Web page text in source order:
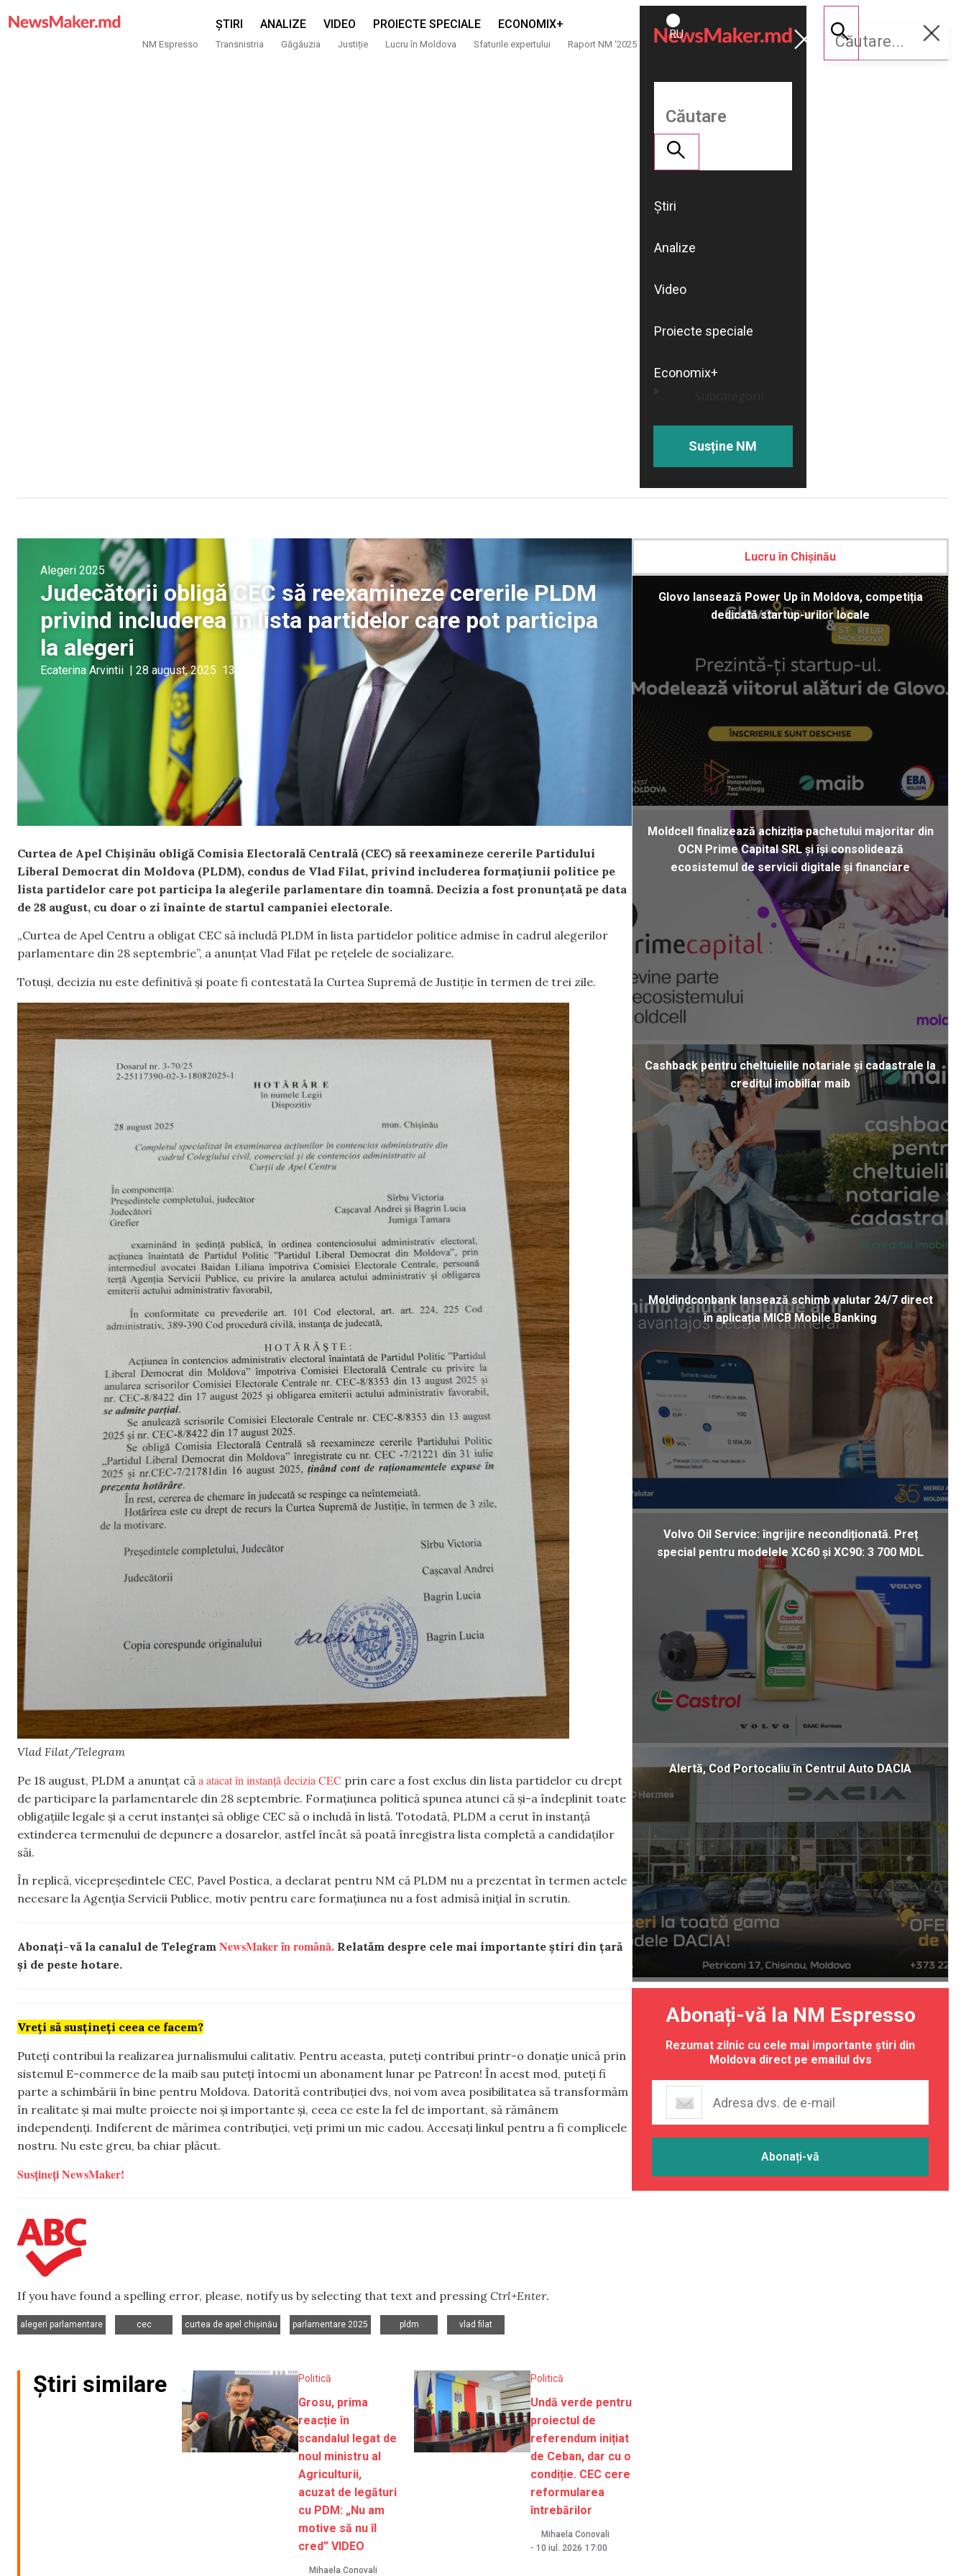
ȘTIRI ANALIZE VIDEO PROIECTE SPECIALE ECONOMIX+
NM Espresso Transnistria Găgăuzia Justiție Lucru în Moldova Sfaturile expertului Raport NM ‘2025
ROMÂNĂ
RU
Susține
NM
Știri
Analize
Video
Proiecte speciale
Economix+
Susține NM
Alegeri 2025
Judecătorii obligă CEC să reexamineze cererile PLDM
privind includerea în lista partidelor care pot participa
la alegeri
Ecaterina Arvintii | 28 august, 2025 13:51
Curtea de Apel Chișinău obligă Comisia Electorală Centrală (CEC) să reexamineze cererile Partidului
Liberal Democrat din Moldova (PLDM), condus de Vlad Filat, privind includerea formațiunii politice pe
lista partidelor care pot participa la alegerile parlamentare din toamnă. Decizia a fost pronunțată pe data
de 28 august, cu doar o zi înainte de startul campaniei electorale.
„Curtea de Apel Centru a obligat CEC să includă PLDM în lista partidelor politice admise în cadrul alegerilor
parlamentare din 28 septembrie”, a anunțat Vlad Filat pe rețelele de socializare.
Totuși, decizia nu este definitivă și poate fi contestată la Curtea Supremă de Justiție în termen de trei zile.
Vlad Filat/Telegram
Pe 18 august, PLDM a anunțat că a atacat în instanță decizia CEC prin care a fost exclus din lista partidelor cu drept
de participare la parlamentarele din 28 septembrie. Formațiunea politică spunea atunci că și-a îndeplinit toate
obligațiile legale și a cerut instanței să oblige CEC să o includă în listă. Totodată, PLDM a cerut în instanță
extinderea termenului de depunere a dosarelor, astfel încât să poată înregistra lista completă a candidaților
săi.
În replică, vicepreședintele CEC, Pavel Postica, a declarat pentru NM că PLDM nu a prezentat în termen actele
necesare la Agenția Servicii Publice, motiv pentru care formațiunea nu a fost admisă inițial în scrutin.
Abonați-vă la canalul de Telegram NewsMaker în română. Relatăm despre cele mai importante știri din țară
și de peste hotare.
Vreți să susțineți ceea ce facem?
Puteți contribui la realizarea jurnalismului calitativ. Pentru aceasta, puteți contribui printr-o donație unică prin
sistemul E-commerce de la maib sau puteți întocmi un abonament lunar pe Patreon! În acest mod, puteți fi
parte a schimbării în bine pentru Moldova. Datorită contribuției dvs, noi vom avea posibilitatea să transformăm
în realitate și mai multe proiecte noi și importante și, ceea ce este la fel de important, să rămânem
independenți. Indiferent de mărimea contribuției, veți primi un mic cadou. Accesați linkul pentru a fi complicele
nostru. Nu este greu, ba chiar plăcut.
Susțineți NewsMaker!
If you have found a spelling error, please, notify us by selecting that text and pressing Ctrl+Enter.
alegeri parlamentare
cec
curtea de apel chișinău
parlamentare 2025
pldm
vlad filat
Știri similare Politică
Grosu, prima
reacție în
scandalul legat de
noul ministru al
Agriculturii,
acuzat de legături
cu PDM: „Nu am
motive să nu îl
cred” VIDEO
Mihaela Conovali
Politică
Undă verde pentru
proiectul de
referendum inițiat
de Ceban, dar cu o
condiție. CEC cere
reformularea
întrebărilor
Mihaela Conovali
- 10 iul. 2026 17:00
Lucru în Chișinău
Glovo lansează Power Up în Moldova, competiția
dedicată startup-urilor locale
Moldcell finalizează achiziția pachetului majoritar din
OCN Prime Capital SRL și își consolidează
ecosistemul de servicii digitale și financiare
Cashback pentru cheltuielile notariale și cadastrale la
creditul imobiliar maib
Moldindconbank lansează schimb valutar 24/7 direct
în aplicația MICB Mobile Banking
Volvo Oil Service: îngrijire necondiționată. Preț
special pentru modelele XC60 și XC90: 3 700 MDL
Alertă, Cod Portocaliu în Centrul Auto DACIA
Abonați-vă la NM Espresso
Rezumat zilnic cu cele mai importante știri din
Moldova direct pe emailul dvs